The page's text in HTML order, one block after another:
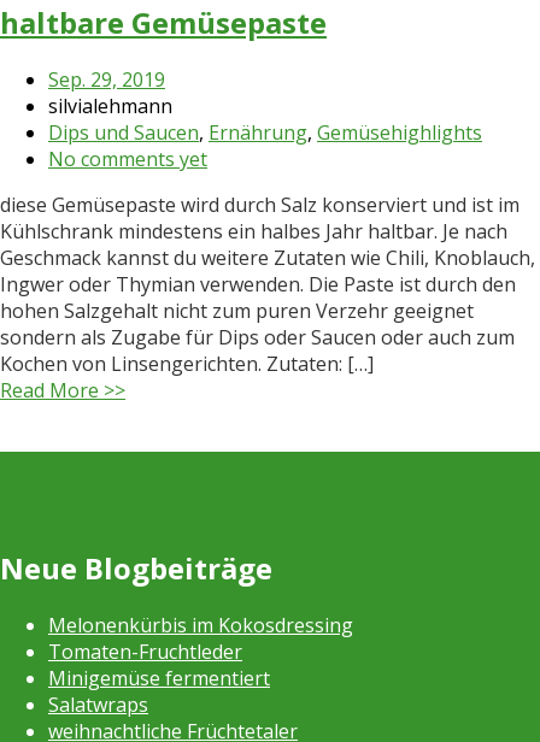
haltbare Gemüsepaste
Sep. 29, 2019
silvialehmann
Dips und Saucen, Ernährung, Gemüsehighlights
No comments yet
diese Gemüsepaste wird durch Salz konserviert und ist im
Kühlschrank mindestens ein halbes Jahr haltbar. Je nach
Geschmack kannst du weitere Zutaten wie Chili, Knoblauch,
Ingwer oder Thymian verwenden. Die Paste ist durch den
hohen Salzgehalt nicht zum puren Verzehr geeignet
sondern als Zugabe für Dips oder Saucen oder auch zum
Kochen von Linsengerichten. Zutaten: […]
Read More >>
Neue Blogbeiträge
Melonenkürbis im Kokosdressing
Tomaten-Fruchtleder
Minigemüse fermentiert
Salatwraps
weihnachtliche Früchtetaler